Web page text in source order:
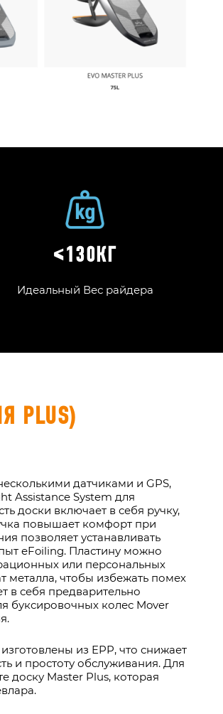
≤130КГ
Идеальный Вес райдера
PLUS)
датчиками и GPS,
Assistance System для
доски включает в себя ручку,
повышает комфорт при
позволяет устанавливать
eFoiling. Пластину можно
или персональных
металла, чтобы избежать помех
в себя предварительно
буксировочных колес Mover
из EPP, что снижает
и простоту обслуживания. Для
доску Master Plus, которая